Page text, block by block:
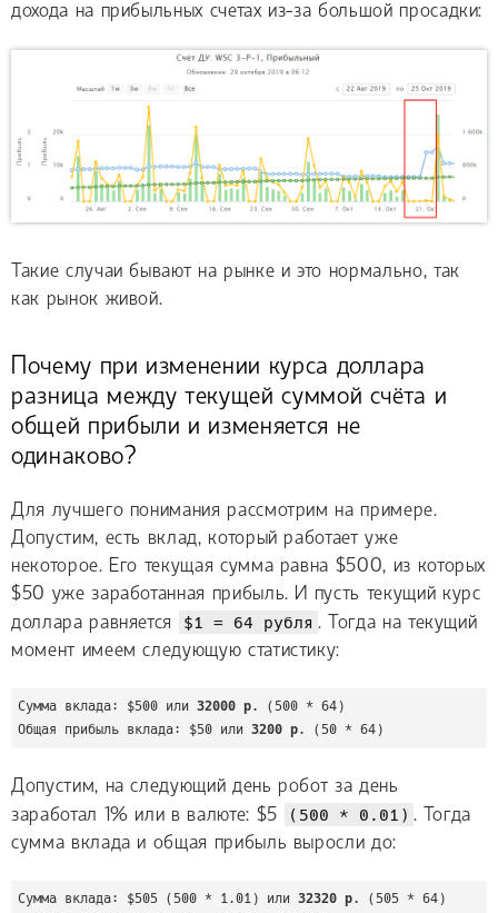
дохода на прибыльных счетах из-за большой просадки:
Такие случаи бывают на рынке и это нормально, так
как рынок живой.
Почему при изменении курса доллара
разница между текущей суммой счёта и
общей прибыли и изменяется не
одинаково?
Для лучшего понимания рассмотрим на примере.
Допустим, есть вклад, который работает уже
некоторое. Его текущая сумма равна $500, из которых
$50 уже заработанная прибыль. И пусть текущий курс
доллара равняется
$1 = 64 рубля . Тогда на текущий
момент имеем следующую статистику:
Сумма вклада: $500 или 32000 р.
(500 * 64)
Общая прибыль вклада: $50 или 3200 р.
Допустим, на следующий день робот за день
заработал 1% или в валюте: $5
(500 * 0.01) . Тогда
сумма вклада и общая прибыль выросли до:
Сумма вклада: $505 (500 * 1.01) или 32320 р.
(505 * 64)